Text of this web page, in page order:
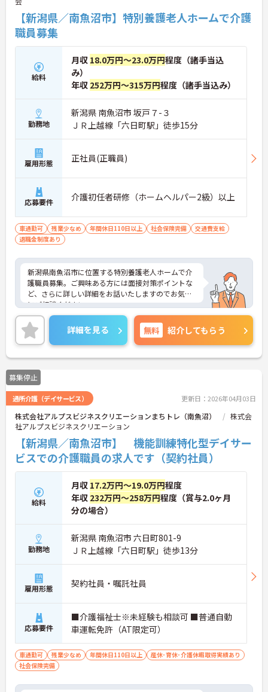
【新潟県／南魚沼市】特別養護老人ホームで介護
職員募集
給料
月収 18.0万円～23.0万円程度（諸手当込
み）
年収 252万円～315万円程度（諸手当込み）
勤務地
新潟県 南魚沼市 坂戸７-３
ＪＲ上越線「六日町駅」徒歩15分
雇用形態 正社員(正職員)
応募要件 介護初任者研修（ホームヘルパー2級）以上
車通勤可 残業少なめ 年間休日110日以上 社会保険完備
交通費支給
退職金制度あり
新潟県南魚沼市に位置する特別養護老人ホームで介
護職員募集。ご興味ある方には面接対策ポイントな
ど、さらに詳しい詳細をお話いたしますのでお気軽
にご相談ください。
詳細を見る 無料 紹介してもらう
募集停止
通所介護（デイサービス） 更新日：2026年04月03日
株式会社アルプスビジネスクリエーションまちトレ（南魚沼）
株式会
社アルプスビジネスクリエーション
【新潟県／南魚沼市】 機能訓練特化型デイサー
ビスでの介護職員の求人です（契約社員）
給料
月収 17.2万円～19.0万円程度
年収 232万円～258万円程度（賞与2.0ヶ月
分の場合）
勤務地
新潟県 南魚沼市 六日町801-9
ＪＲ上越線「六日町駅」徒歩13分
雇用形態 契約社員・嘱託社員
応募要件
■介護福祉士※未経験も相談可 ■普通自動
車運転免許（AT限定可）
車通勤可 残業少なめ 年間休日110日以上
産休･育休･介護休暇取得実績あり
社会保険完備